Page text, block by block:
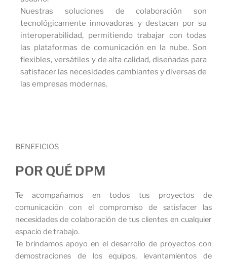
Nuestras soluciones de colaboración son
tecnológicamente innovadoras y destacan por su
interoperabilidad, permitiendo trabajar con todas
las plataformas de comunicación en la nube. Son
flexibles, versátiles y de alta calidad, diseñadas para
satisfacer las necesidades cambiantes y diversas de
las empresas modernas.
BENEFICIOS
POR QUÉ DPM
Te acompañamos en todos tus proyectos de
comunicación con el compromiso de satisfacer las
necesidades de colaboración de tus clientes en cualquier
espacio de trabajo.
Te brindamos apoyo en el desarrollo de proyectos con
demostraciones de los equipos, levantamientos de